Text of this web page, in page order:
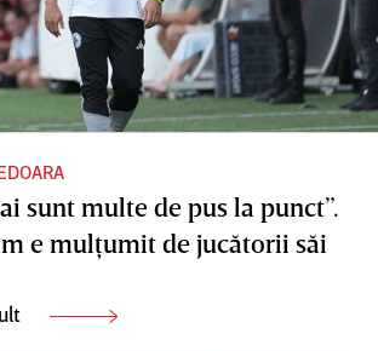
sunt multe de pus la punct”.
e mulţumit de jucătorii săi